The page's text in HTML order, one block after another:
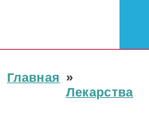
Главная »
Лекарства